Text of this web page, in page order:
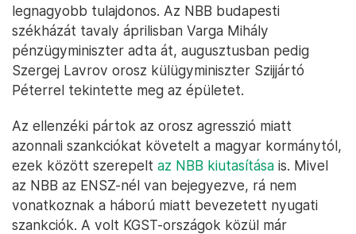
legnagyobb tulajdonos. Az NBB budapesti
székházát tavaly áprilisban Varga Mihály
pénzügyminiszter adta át, augusztusban pedig
Szergej Lavrov orosz külügyminiszter Szijjártó
Péterrel tekintette meg az épületet.
Az ellenzéki pártok az orosz agresszió miatt
azonnali szankciókat követelt a magyar kormánytól,
ezek között szerepelt az NBB kiutasítása is. Mivel
az NBB az ENSZ-nél van bejegyezve, rá nem
vonatkoznak a háború miatt bevezetett nyugati
szankciók. A volt KGST-országok közül már